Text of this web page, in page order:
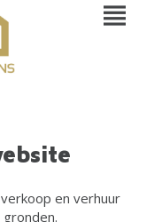
en verhuur